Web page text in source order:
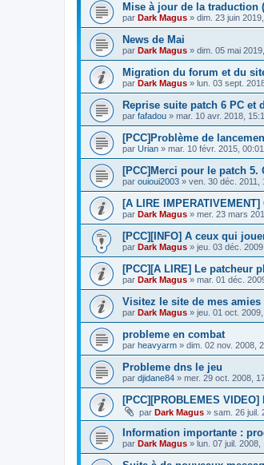
Mise à jour de la traduction
par Dark Magus » dim. 23 juin
News de Mai
par Dark Magus » dim. 05 mai
Migration du forum et du
par Dark Magus » lun. 03 sept.
Reprise suite patch 6 PC et
par fafadou » mar. 10 avr. 2018,
[PCC]Problème de
par Urian » mar. 10 févr. 2015, 00:01
[PCC]Merci pour le patch 5.
par ouioui2003 » ven. 30 déc. 2011,
[A LIRE
par Dark Magus » mer. 23 mars
[PCC][INFO] A ceux qui
par Dark Magus » jeu. 03 déc.
[PCC][A LIRE] Le patcheur
par Dark Magus » mar. 01 déc.
Visitez le site de mes amies
par Dark Magus » jeu. 01 oct.
probleme en combat
par heavyarm » dim. 02 nov. 2008,
Probleme dns le jeu
par djidane84 » mer. 29 oct. 2008,
[PCC][PROBLEMES
par Dark Magus » sam. 26 juil.
Information importante :
par Dark Magus » lun. 07 juil. 2008,